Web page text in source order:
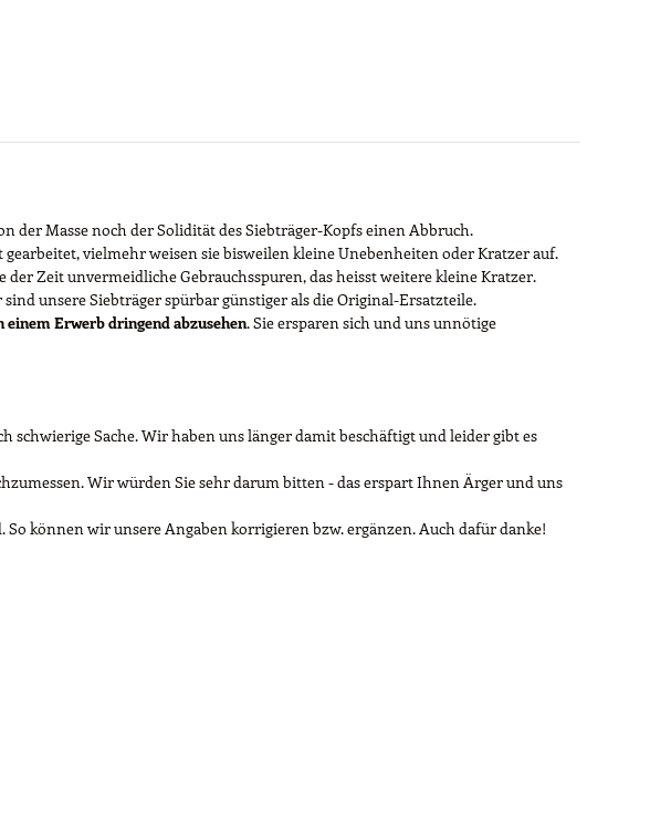
Masse noch der Solidität des Siebträger-Kopfs einen Abbruch.
vielmehr weisen sie bisweilen kleine Unebenheiten oder Kratzer auf.
Zeit unvermeidliche Gebrauchsspuren, das heisst weitere kleine Kratzer.
unsere Siebträger spürbar günstiger als die Original-Ersatzteile.
einem Erwerb dringend abzusehen. Sie ersparen sich und uns unnötige
Sache. Wir haben uns länger damit beschäftigt und leider gibt es
Wir würden Sie sehr darum bitten - das erspart Ihnen Ärger und uns
So können wir unsere Angaben korrigieren bzw. ergänzen. Auch dafür danke!